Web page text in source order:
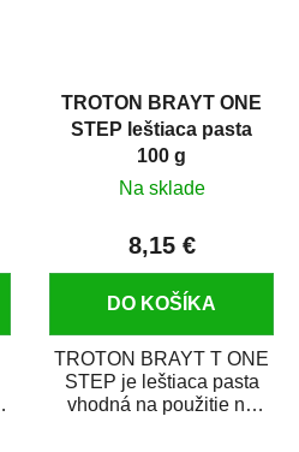
TROTON BRAYT ONE
STEP leštiaca pasta
100 g
Na sklade
8,15 €
DO KOŠÍKA
TROTON BRAYT T ONE
STEP je leštiaca pasta
vhodná na použitie na